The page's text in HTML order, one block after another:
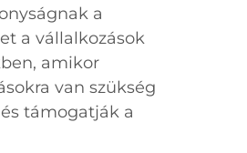
a
a vállalkozások
amikor
van szükség
támogatják a